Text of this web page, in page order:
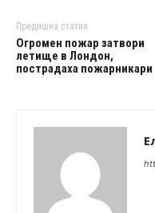
Предишна статия
Огромен пожар затвори
летище в Лондон,
пострадаха пожарникари